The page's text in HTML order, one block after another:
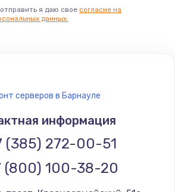
Заказать
термостата
1200 руб.
Заказать
Замена реле
я даю свое согласие на
данных.
серверов в Барнауле
информация
(385) 272-00-51
(800) 100-38-20